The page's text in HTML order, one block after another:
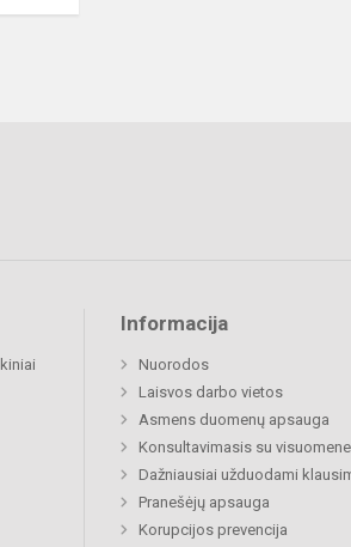
Informacija
Nuorodos
Laisvos darbo vietos
Asmens duomenų apsauga
Konsultavimasis su visuomene
Dažniausiai užduodami
Pranešėjų apsauga
Korupcijos prevencija